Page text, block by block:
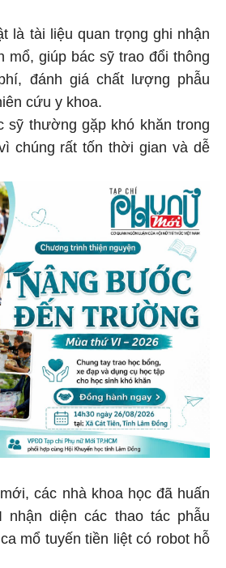
là tài liệu quan trọng ghi nhận
mổ, giúp bác sỹ trao đổi thông
đánh giá chất lượng phẫu
cứu y khoa.
sỹ thường gặp khó khăn trong
chúng rất tốn thời gian và dễ
các nhà khoa học đã huấn
nhận diện các thao tác phẫu
mổ tuyến tiền liệt có robot hỗ